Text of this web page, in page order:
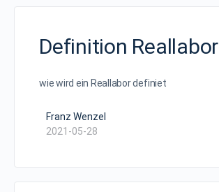
Definition Reallabor
wie wird ein Reallabor definiet
Franz Wenzel
2021-05-28